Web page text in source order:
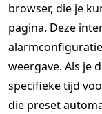
browser, die je
pagina. Deze
weergave. Als je
specifieke tijd
die preset